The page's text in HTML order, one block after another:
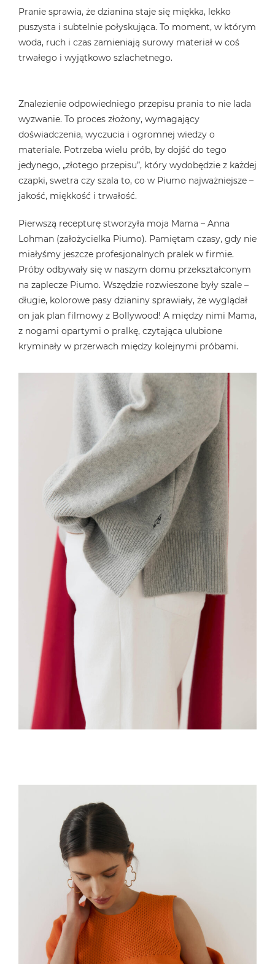
Pranie sprawia, że dzianina staje się miękka, lekko
puszysta i subtelnie połyskująca. To moment, w którym
woda, ruch i czas zamieniają surowy materiał w coś
trwałego i wyjątkowo szlachetnego.
Znalezienie odpowiedniego przepisu prania to nie lada
wyzwanie. To proces złożony, wymagający
doświadczenia, wyczucia i ogromnej wiedzy o
materiale. Potrzeba wielu prób, by dojść do tego
jedynego, „złotego przepisu”, który wydobędzie z każdej
czapki, swetra czy szala to, co w Piumo najważniejsze –
jakość, miękkość i trwałość.
Pierwszą recepturę stworzyła moja Mama – Anna
Lohman (założycielka Piumo). Pamiętam czasy, gdy nie
miałyśmy jeszcze profesjonalnych pralek w firmie.
Próby odbywały się w naszym domu przekształconym
na zaplecze Piumo. Wszędzie rozwieszone były szale –
długie, kolorowe pasy dzianiny sprawiały, że wyglądał
on jak plan filmowy z Bollywood! A między nimi Mama,
z nogami opartymi o pralkę, czytająca ulubione
kryminały w przerwach między kolejnymi próbami.